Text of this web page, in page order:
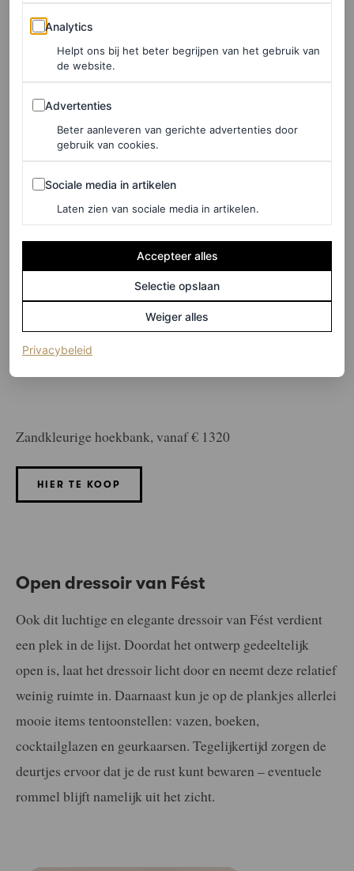
poten, maar rust direct op de grond. Dit geeft de bank
een extra comfortabele uitstraling. Daarnaast is het
ontwerp groot genoeg voor het hele gezin – ideaal voor
een avond op de bank met een (kerst)film. Goed om te
weten: het model is verkrijgbaar in verschillende kleuren
en stoffen. Kies zoals het exemplaar hieronder voor een
zandkleur of, voor extrapeace of mind, voor een donkere
kleur als chocoladebruin.
Zandkleurige hoekbank, vanaf € 1320
HIER TE KOOP
Open dressoir van Fést
Ook dit luchtige en elegante dressoir van Fést verdient
een plek in de lijst. Doordat het ontwerp gedeeltelijk
open is, laat het dressoir licht door en neemt deze relatief
weinig ruimte in. Daarnaast kun je op de plankjes allerlei
mooie items tentoonstellen: vazen, boeken,
cocktailglazen en geurkaarsen. Tegelijkertijd zorgen de
deurtjes ervoor dat je de rust kunt bewaren – eventuele
rommel blijft namelijk uit het zicht.
Analytics
Analytics
Helpt ons bij het beter begrijpen van het gebruik van
de website.
Advertenties
Advertenties
Beter aanleveren van gerichte advertenties door
gebruik van cookies.
Sociale media in artikelen
Sociale media in artikelen
Laten zien van sociale media in artikelen.
Accepteer alles
Selectie opslaan
Weiger alles
Privacybeleid